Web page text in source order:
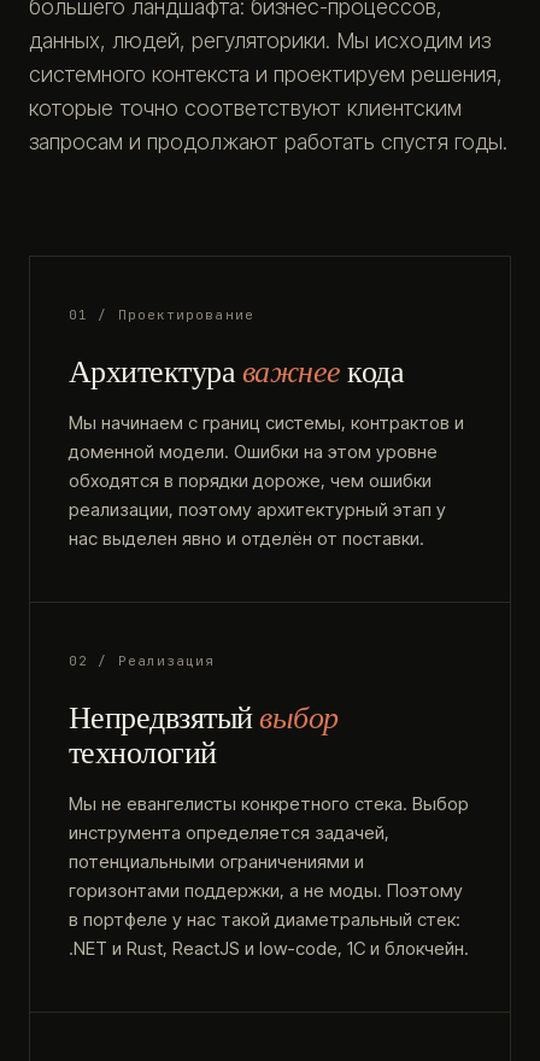
большего ландшафта: бизнес-процессов,
данных, людей, регуляторики. Мы исходим из
системного контекста и проектируем решения,
которые точно соответствуют клиентским
запросам и продолжают работать спустя годы.
01 / Проектирование
Архитектураважнеекода
Мы начинаем с границ системы, контрактов и
доменной модели. Ошибки на этом уровне
обходятся в порядки дороже, чем ошибки
реализации, поэтому архитектурный этап у
нас выделен явно и отделён от поставки.
02 / Реализация
Непредвзятыйвыбор
технологий
Мы не евангелисты конкретного стека. Выбор
инструмента определяется задачей,
потенциальными ограничениями и
горизонтами поддержки, а не моды. Поэтому
в портфеле у нас такой диаметральный стек:
.NET и Rust, ReactJS и low-code, 1С и блокчейн.